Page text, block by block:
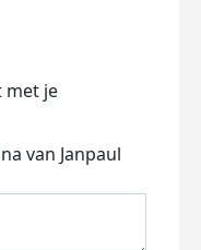
met je
van Janpaul